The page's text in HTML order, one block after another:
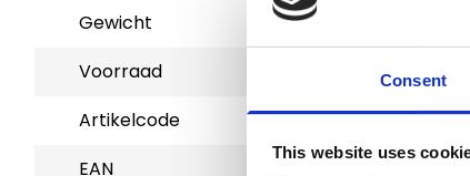
Consent
This website uses
Gewicht
Voorraad
Artikelcode
70845
EAN